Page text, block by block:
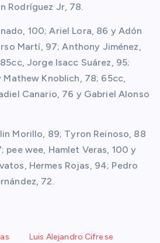
Rodríguez Jr, 78.
100; Ariel Lora, 86 y Adón
Martí, 97; Anthony Jiménez,
Jorge Isacc Suárez, 95;
Mathew Knoblich, 78; 65cc,
Canario, 76 y Gabriel Alonso
Morillo, 89; Tyron Reinoso, 88
pee wee, Hamlet Veras, 100 y
Hermes Rojas, 94; Pedro
72.
Luis Alejandro Cifre se